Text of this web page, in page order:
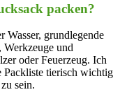
packen?
Wasser, grundlegende
und
oder Feuerzeug. Ich
Packliste tierisch wichtig
sein.